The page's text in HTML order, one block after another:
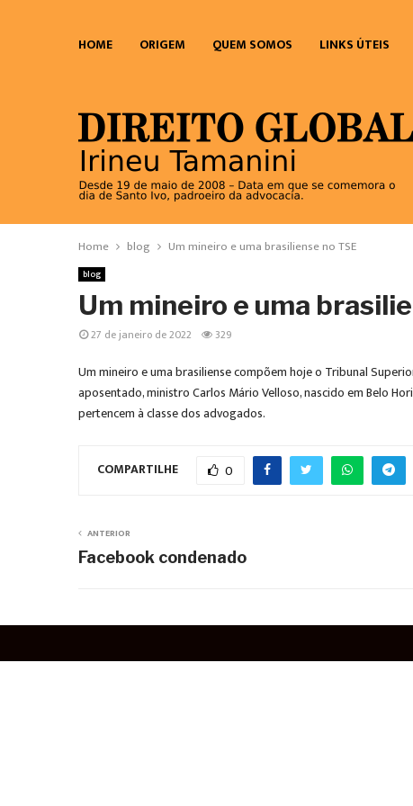
HOME ORIGEM QUEM SOMOS LINKS ÚTEIS
Home blog Um mineiro e uma brasiliense no TSE
blog
Um mineiro e uma
27 de janeiro de 2022 329
Um mineiro e uma brasiliense compõem hoje o Tribunal
aposentado, ministro Carlos Mário Velloso, nascido em Belo
pertencem à classe dos advogados.
COMPARTILHE 0
ANTERIOR
Facebook condenado